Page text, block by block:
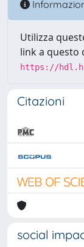
Utilizza
link a questo
https://
Citazioni
social